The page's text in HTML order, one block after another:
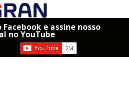
e assine nosso
no YouTube